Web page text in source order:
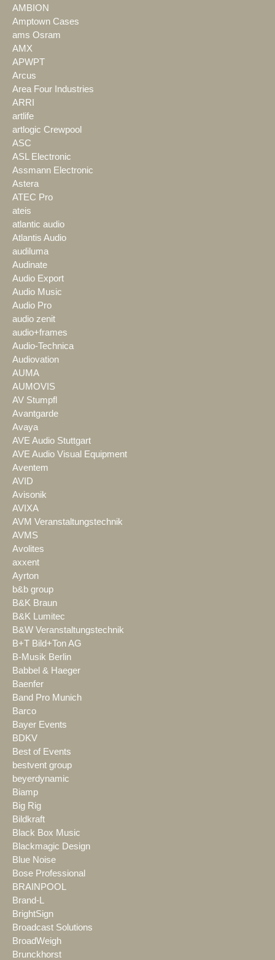
AMBION
Amptown Cases
ams Osram
AMX
APWPT
Arcus
Area Four Industries
ARRI
artlife
artlogic Crewpool
ASC
ASL Electronic
Assmann Electronic
Astera
ATEC Pro
ateis
atlantic audio
Atlantis Audio
audiluma
Audinate
Audio Export
Audio Music
Audio Pro
audio zenit
audio+frames
Audio-Technica
Audiovation
AUMA
AUMOVIS
AV Stumpfl
Avantgarde
Avaya
AVE Audio Stuttgart
AVE Audio Visual Equipment
Aventem
AVID
Avisonik
AVIXA
AVM Veranstaltungstechnik
AVMS
Avolites
axxent
Ayrton
b&b group
B&K Braun
B&K Lumitec
B&W Veranstaltungstechnik
B+T Bild+Ton AG
B-Musik Berlin
Babbel & Haeger
Baenfer
Band Pro Munich
Barco
Bayer Events
BDKV
Best of Events
bestvent group
beyerdynamic
Biamp
Big Rig
Bildkraft
Black Box Music
Blackmagic Design
Blue Noise
Bose Professional
BRAINPOOL
Brand-L
BrightSign
Broadcast Solutions
BroadWeigh
Brunckhorst